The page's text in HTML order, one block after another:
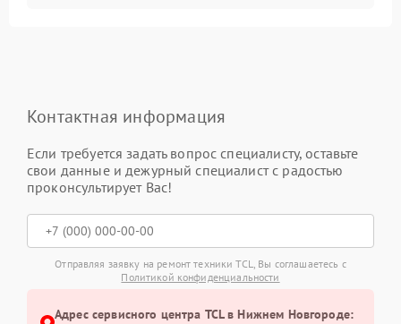
Контактная информация
Если требуется задать вопрос специалисту, оставьте
свои данные и дежурный специалист с радостью
проконсультирует Вас!
Отправляя заявку на ремонт техники TCL, Вы соглашаетесь с
Политикой конфиденциальности
Адрес сервисного центра TCL в Нижнем Новгороде: